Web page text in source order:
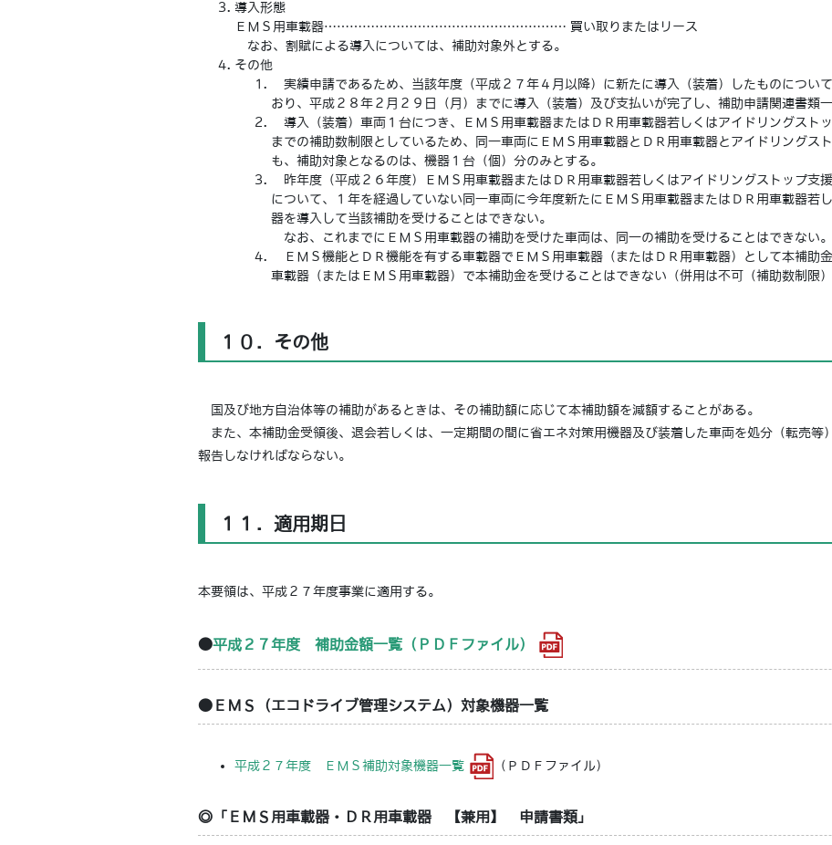
導入形態
ＥＭＳ用車載器………………………………………………… 買い取りまたはリース
なお、割賦による導入については、補助対象外とする。
その他
実績申請であるため、当該年度（平成２７年４月以降）に新たに導入（装着）したものについ
おり、平成２８年２月２９日（月）までに導入（装着）及び支払いが完了し、補助申請関連書類
導入（装着）車両１台につき、ＥＭＳ用車載器またはＤＲ用車載器若しくはアイドリングスト
までの補助数制限としているため、同一車両にＥＭＳ用車載器とＤＲ用車載器とアイドリングス
も、補助対象となるのは、機器１台（個）分のみとする。
昨年度（平成２６年度）ＥＭＳ用車載器またはＤＲ用車載器若しくはアイドリングストップ支
について、１年を経過していない同一車両に今年度新たにＥＭＳ用車載器またはＤＲ用車載器若
器を導入して当該補助を受けることはできない。
なお、これまでにＥＭＳ用車載器の補助を受けた車両は、同一の補助を受けることはできない。
ＥＭＳ機能とＤＲ機能を有する車載器でＥＭＳ用車載器（またはＤＲ用車載器）として本補助
車載器（またはＥＭＳ用車載器）で本補助金を受けることはできない（併用は不可（補助数制限）
１０．その他
国及び地方自治体等の補助があるときは、その補助額に応じて本補助額を減額することがある。
また、本補助金受領後、退会若しくは、一定期間の間に省エネ対策用機器及び装着した車両を処分（転売等
報告しなければならない。
１１．適用期日
本要領は、平成２７年度事業に適用する。
●平成２７年度 補助金額一覧（ＰＤＦファイル）
●ＥＭＳ（エコドライブ管理システム）対象機器一覧
平成２７年度 ＥＭＳ補助対象機器一覧 （ＰＤＦファイル）
◎「ＥＭＳ用車載器・ＤＲ用車載器 【兼用】 申請書類」